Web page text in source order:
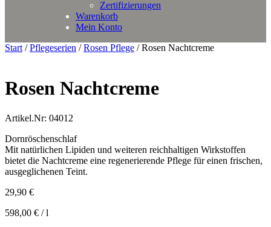
Zertifizierungen
Warenkorb
Mein Konto
Start /Pflegeserien /Rosen Pflege / Rosen Nachtcreme
Rosen Nachtcreme
Artikel.Nr: 04012
Dornröschenschlaf
Mit natürlichen Lipiden und weiteren reichhaltigen Wirkstoffen
bietet die Nachtcreme eine regenerierende Pflege für einen frischen,
ausgeglichenen Teint.
29,90 €
598,00 € /l